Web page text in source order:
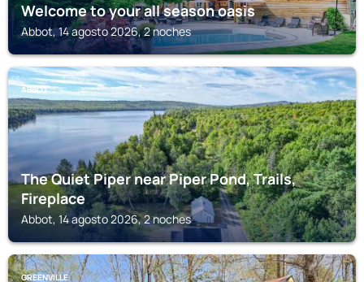
Welcome to your all season oasis
Abbot, 14 agosto 2026, 2 noches
ABBOT
The Quiet Piper near Piper Pond, Trails,
Fireplace
Abbot, 14 agosto 2026, 2 noches
GREENVILLE